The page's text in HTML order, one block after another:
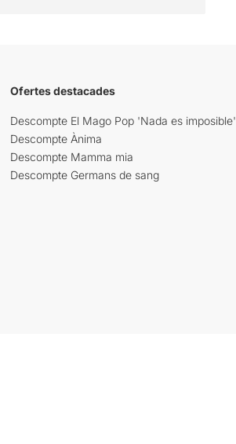
Ofertes destacades
Descompte El Mago Pop 'Nada es imposible'
Descompte Ànima
Descompte Mamma mia
Descompte Germans de sang